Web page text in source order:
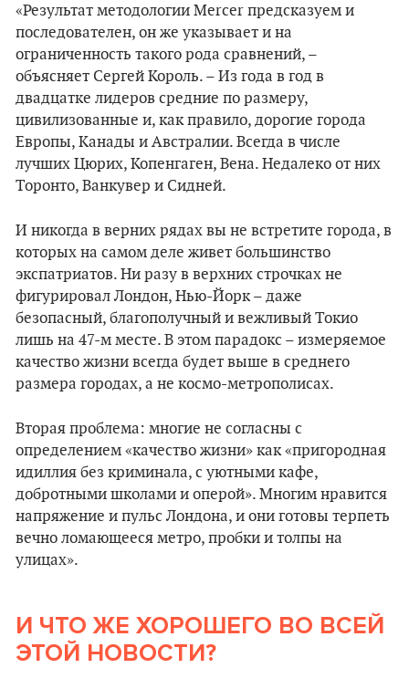
«Результат методологии Mercer предсказуем и
последователен, он же указывает и на
ограниченность такого рода сравнений, –
объясняет Сергей Король. – Из года в год в
двадцатке лидеров средние по размеру,
цивилизованные и, как правило, дорогие города
Европы, Канады и Австралии. Всегда в числе
лучших Цюрих, Копенгаген, Вена. Недалеко от них
Торонто, Ванкувер и Сидней.
И никогда в верних рядах вы не встретите города, в
которых на самом деле живет большинство
экспатриатов. Ни разу в верхних строчках не
фигурировал Лондон, Нью-Йорк – даже
безопасный, благополучный и вежливый Токио
лишь на 47-м месте. В этом парадокс – измеряемое
качество жизни всегда будет выше в среднего
размера городах, а не космо-метрополисах.
Вторая проблема: многие не согласны с
определением «качество жизни» как «пригородная
идиллия без криминала, с уютными кафе,
добротными школами и оперой». Многим нравится
напряжение и пульс Лондона, и они готовы терпеть
вечно ломающееся метро, пробки и толпы на
улицах».
И ЧТО ЖЕ ХОРОШЕГО ВО ВСЕЙ
ЭТОЙ НОВОСТИ?